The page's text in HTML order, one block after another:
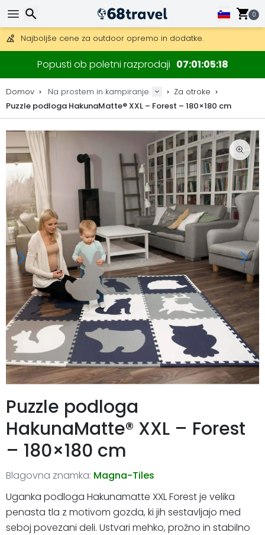
0
Na voljo je tudi DHL Express čez noč.
30 dni za vračilo, 90 dni za lesene zemljevide in dekoracije.
Najboljše cene za outdoor opremo in dodatke.
Popusti ob poletni razprodaji 07010518
Domov Na prostem in kampiranje
Za otroke
Puzzle podloga HakunaMatte® XXL – Forest – 180×180 cm
Puzzle podloga
HakunaMatte® XXL – Forest
– 180×180 cm
Blagovna znamka: Magna-Tiles
Uganka podloga Hakunamatte XXL Forest je velika
penasta tla z motivom gozda, ki jih sestavljajo med
seboj povezani deli. Ustvari mehko, prožno in stabilno
Iskanje
Iskanje